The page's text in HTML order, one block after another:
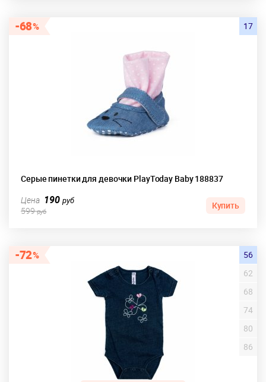
68
Серые пинетки для девочки PlayToday Baby 188837
17
Цена 190руб
599руб
Купить
72
56
62
68
74
80
86